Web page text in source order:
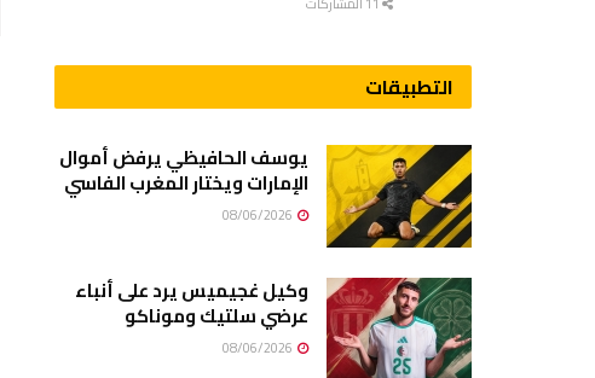
التطبيقات
يوسف الحافيظي يرفض أموال
الإمارات ويختار المغرب الفاسي
وكيل غجيميس يرد على أنباء
عرضي سلتيك وموناكو